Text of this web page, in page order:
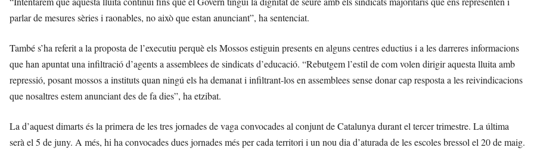
parlar de mesures sèries i raonables, no això que estan anunciant”, ha sentenciat.
També s’ha referit a la proposta de l’executiu perquè els Mossos estiguin presents en alguns centres eductius i a les darreres informacions
que han apuntat una infiltració d’agents a assemblees de sindicats d’educació. “Rebutgem l’estil de com volen dirigir aquesta lluita amb
repressió, posant mossos a instituts quan ningú els ha demanat i infiltrant-los en assemblees sense donar cap resposta a les reivindicacions
que nosaltres estem anunciant des de fa dies”, ha etzibat.
La d’aquest dimarts és la primera de les tres jornades de vaga convocades al conjunt de Catalunya durant el tercer trimestre. La última
serà el 5 de juny. A més, hi ha convocades dues jornades més per cada territori i un nou dia d’aturada de les escoles bressol el 20 de maig.